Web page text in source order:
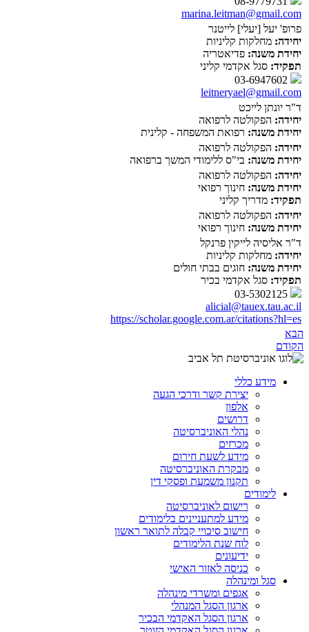
marina.leitman@gmail.com
פרופ' יעל [יעלי] לייטנר
יחידה: מחלקות קליניות
יחידת משנה: פדיאטריה
תפקיד: סגל אקדמי קליני
leitneryael@gmail.com
ד"ר יונתן לייכט
יחידה: הפקולטה לרפואה
יחידת משנה: רפואת המשפחה - קלינית
יחידה: הפקולטה לרפואה
יחידת משנה: בי"ס ללימודי המשך ברפואה
יחידה: הפקולטה לרפואה
יחידת משנה: חינוך רפואי
תפקיד: מדריך קליני
יחידה: הפקולטה לרפואה
יחידת משנה: חינוך רפואי
ד"ר אליסיה לייקין פרנקל
יחידה: מחלקות קליניות
יחידת משנה: חוגים בבתי חולים
תפקיד: סגל אקדמי בכיר
alicial@tauex.tau.ac.il
https://scholar.google.com.ar/citations?hl=es
הבא
הקודם
מידע כללי
יצירת קשר ודרכי הגעה
אלפון
דרושים
נהלי האוניברסיטה
מכרזים
מידע לשעת חירום
מבקרת האוניברסיטה
תקנון משמעת ופסקי דין
לימודים
רישום לאוניברסיטה
מידע למתעניינים בלימודים
חישוב סיכויי קבלה לתואר ראשון
לוח שנת הלימודים
ידיעונים
כניסה לאזור האישי
סגל ומינהלה
אגפים ומשרדי מינהלה
ארגון הסגל המנהלי
ארגון הסגל האקדמי הבכיר